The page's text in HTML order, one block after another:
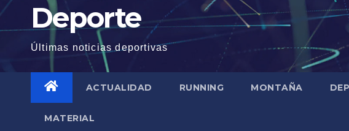
Deporte
Últimas noticias deportivas
ACTUALIDAD RUNNING MONTAÑA
MATERIAL